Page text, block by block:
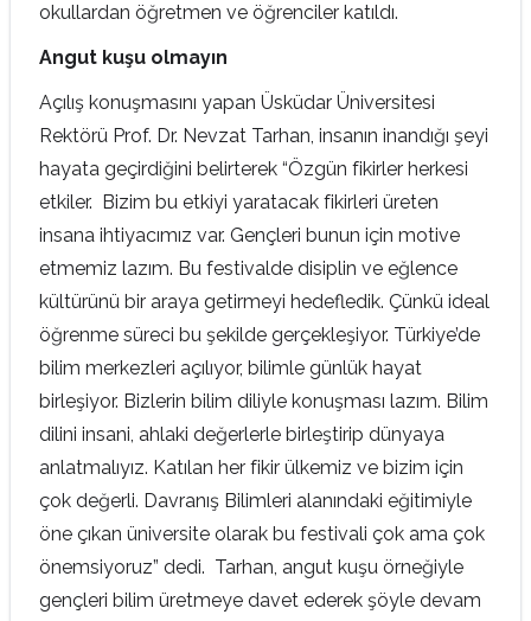
okullardan öğretmen ve öğrenciler katıldı.
Angut kuşu olmayın
Açılış konuşmasını yapan Üsküdar Üniversitesi
Rektörü Prof. Dr. Nevzat Tarhan, insanın inandığı şeyi
hayata geçirdiğini belirterek “Özgün fikirler herkesi
etkiler. Bizim bu etkiyi yaratacak fikirleri üreten
insana ihtiyacımız var. Gençleri bunun için motive
etmemiz lazım. Bu festivalde disiplin ve eğlence
kültürünü bir araya getirmeyi hedefledik. Çünkü ideal
öğrenme süreci bu şekilde gerçekleşiyor. Türkiye’de
bilim merkezleri açılıyor, bilimle günlük hayat
birleşiyor. Bizlerin bilim diliyle konuşması lazım. Bilim
dilini insani, ahlaki değerlerle birleştirip dünyaya
anlatmalıyız. Katılan her fikir ülkemiz ve bizim için
çok değerli. Davranış Bilimleri alanındaki eğitimiyle
öne çıkan üniversite olarak bu festivali çok ama çok
önemsiyoruz” dedi. Tarhan, angut kuşu örneğiyle
gençleri bilim üretmeye davet ederek şöyle devam